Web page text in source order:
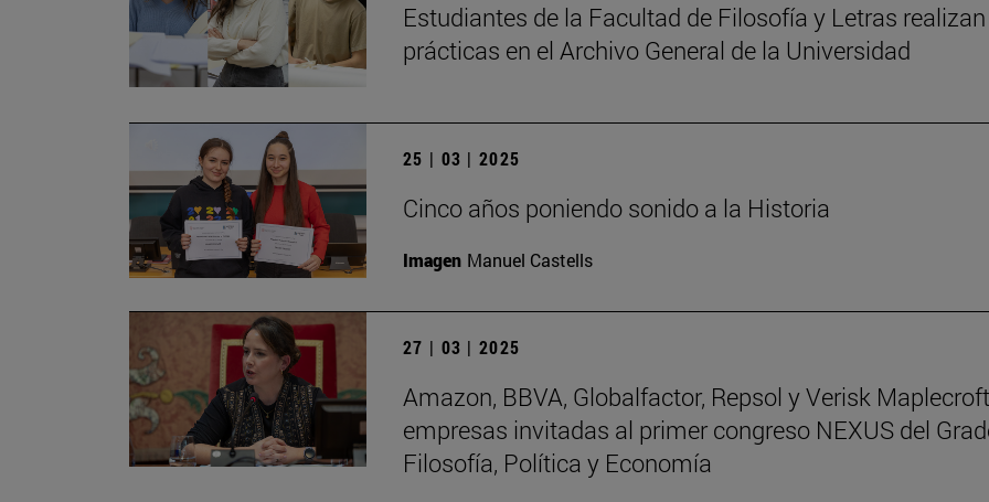
Estudiantes de la Facultad de Filosofía y Letras realizan
prácticas en el Archivo General de la Universidad
25 | 03 | 2025
Cinco años poniendo sonido a la Historia
Imagen Manuel Castells
27 | 03 | 2025
Amazon, BBVA, Globalfactor, Repsol y Verisk
empresas invitadas al primer congreso NEXUS del
Filosofía, Política y Economía